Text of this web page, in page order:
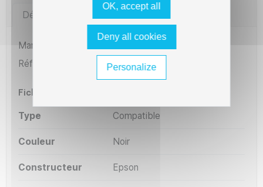
Détails du produit Imprimantes compatibles
Marque
The Premium Solution
Référence
RMEERC05N
Fiche technique
Type Compatible
Couleur Noir
Constructeur Epson
OK, accept all
Deny all cookies
Personalize